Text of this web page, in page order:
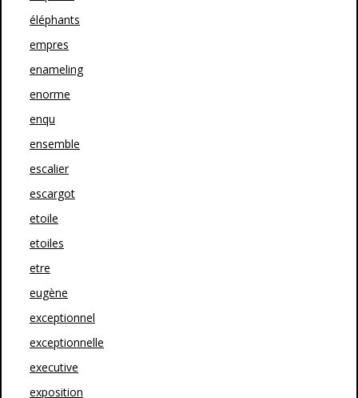
éléphants
empres
enameling
enorme
enqu
ensemble
escalier
escargot
etoile
etoiles
etre
eugène
exceptionnel
exceptionnelle
executive
exposition